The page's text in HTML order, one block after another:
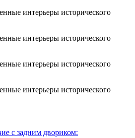
с задним двориком: